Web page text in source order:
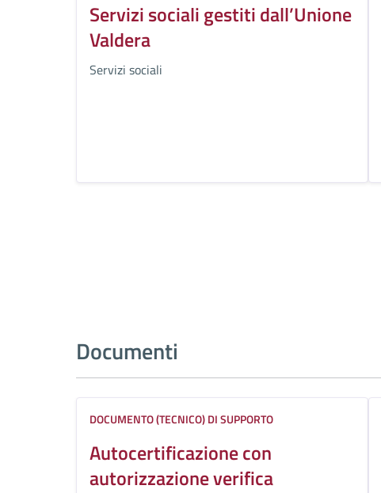
Servizi sociali gestiti dall’Unione
Valdera
Servizi sociali
Documenti
DOCUMENTO (TECNICO) DI SUPPORTO
Autocertificazione con
autorizzazione verifica